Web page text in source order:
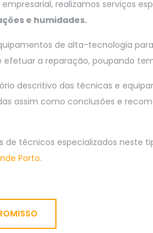
realizamos serviços
e humidades.
de alta-tecnologia
a reparação, poupando
descritivo das técnicas e
assim como conclusões e
de técnicos especializados neste
Porto.